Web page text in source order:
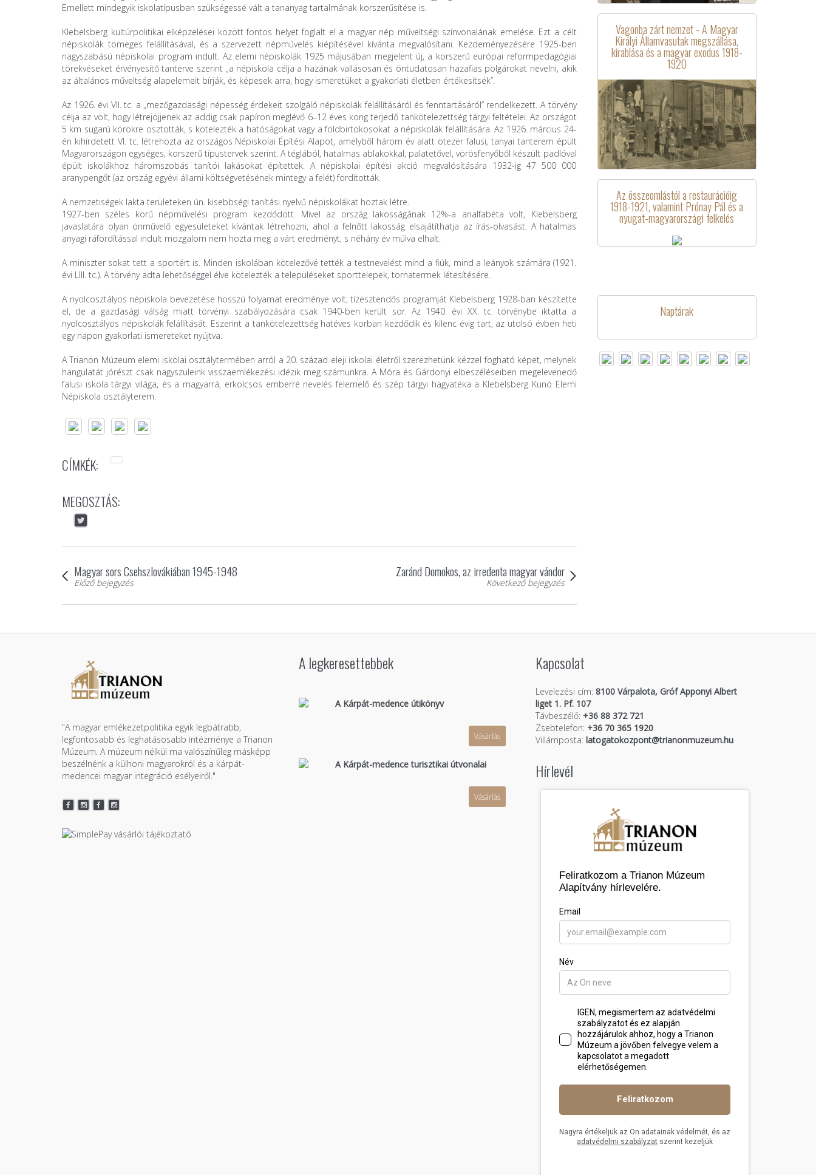
Emellett mindegyik iskolatípusban szükségessé vált a tananyag tartalmának korszerűsítése is.
Klebelsberg kultúrpolitikai elképzelései között fontos helyet foglalt el a magyar nép műveltségi színvonalának emelése. Ezt a célt
népiskolák tömeges felállításával, és a szervezett népművelés kiépítésével kívánta megvalósítani. Kezdeményezésére 1925-ben
nagyszabású népiskolai program indult. Az elemi népiskolák 1925 májusában megjelent új, a korszerű európai reformpedagógiai
törekvéseket érvényesítő tanterve szerint „a népiskola célja a hazának vallásosan és öntudatosan hazafias polgárokat nevelni, akik
az általános műveltség alapelemeit bírják, és képesek arra, hogy ismeretüket a gyakorlati életben értékesítsék”.
Az 1926. évi VII. tc. a „mezőgazdasági népesség érdekeit szolgáló népiskolák felállításáról és fenntartásáról” rendelkezett. A törvény
célja az volt, hogy létrejöjjenek az addig csak papíron meglévő 6–12 éves korig terjedő tankötelezettség tárgyi feltételei. Az országot
5 km sugarú körökre osztották, s kötelezték a hatóságokat vagy a földbirtokosokat a népiskolák felállítására. Az 1926. március 24-
én kihirdetett VI. tc. létrehozta az országos Népiskolai Építési Alapot, amelyből három év alatt ötezer falusi, tanyai tanterem épült
Magyarországon egységes, korszerű típustervek szerint. A téglából, hatalmas ablakokkal, palatetővel, vörösfenyőből készült padlóval
épült iskolákhoz háromszobás tanítói lakásokat építettek. A népiskolai építési akció megvalósítására 1932-ig 47 500 000
aranypengőt (az ország egyévi állami költségvetésének mintegy a felét) fordították.
A nemzetiségek lakta területeken ún. kisebbségi tanítási nyelvű népiskolákat hoztak létre.
1927-ben széles körű népművelési program kezdődött. Mivel az ország lakosságának 12%-a analfabéta volt, Klebelsberg
javaslatára olyan önművelő egyesületeket kívántak létrehozni, ahol a felnőtt lakosság elsajátíthatja az írás-olvasást. A hatalmas
anyagi ráfordítással indult mozgalom nem hozta meg a várt eredményt, s néhány év múlva elhalt.
A miniszter sokat tett a sportért is. Minden iskolában kötelezővé tették a testnevelést mind a fiúk, mind a leányok számára (1921.
évi LIII. tc.). A törvény adta lehetőséggel élve kötelezték a településeket sporttelepek, tornatermek létesítésére.
A nyolcosztályos népiskola bevezetése hosszú folyamat eredménye volt; tízesztendős programját Klebelsberg 1928-ban készítette
el, de a gazdasági válság miatt törvényi szabályozására csak 1940-ben került sor. Az 1940. évi XX. tc. törvénybe iktatta a
nyolcosztályos népiskolák felállítását. Eszerint a tankötelezettség hatéves korban kezdődik és kilenc évig tart, az utolsó évben heti
egy napon gyakorlati ismereteket nyújtva.
A Trianon Múzeum elemi iskolai osztálytermében arról a 20. század eleji iskolai életről szerezhetünk kézzel fogható képet, melynek
hangulatát jórészt csak nagyszüleink visszaemlékezési idézik meg számunkra. A Móra és Gárdonyi elbeszéléseiben megelevenedő
falusi iskola tárgyi világa, és a magyarrá, erkölcsös emberré nevelés felemelő és szép tárgyi hagyatéka a Klebelsberg Kunó Elemi
Népiskola osztályterem.
CÍMKÉK:
MEGOSZTÁS:
Magyar sors Csehszlovákiában 1945-1948
Előző bejegyzés
Zaránd Domokos, az irredenta magyar vándor
Következő bejegyzés
Vagonba zárt nemzet - A Magyar
Királyi Államvasutak megszállása,
kirablása és a magyar exodus 1918-
1920
Az összeomlástól a restaurációig
1918-1921, valamint Prónay Pál és a
nyugat-magyarországi felkelés
Naptárak
"A magyar emlékezetpolitika egyik legbátrabb,
legfontosabb és leghatásosabb intézménye a Trianon
Múzeum. A múzeum nélkül ma valószínűleg másképp
beszélnénk a külhoni magyarokról és a kárpát-
medencei magyar integráció esélyeiről."
A legkeresettebbek
A Kárpát-medence útikönyv
Vásárlás
A Kárpát-medence turisztikai útvonalai
Vásárlás
Kapcsolat
Levelezési cím: 8100 Várpalota, Gróf Apponyi Albert
liget 1. Pf. 107
Távbeszélő: +36 88 372 721
Zsebtelefon: +36 70 365 1920
Villámposta: latogatokozpont@trianonmuzeum.hu
Hírlevél